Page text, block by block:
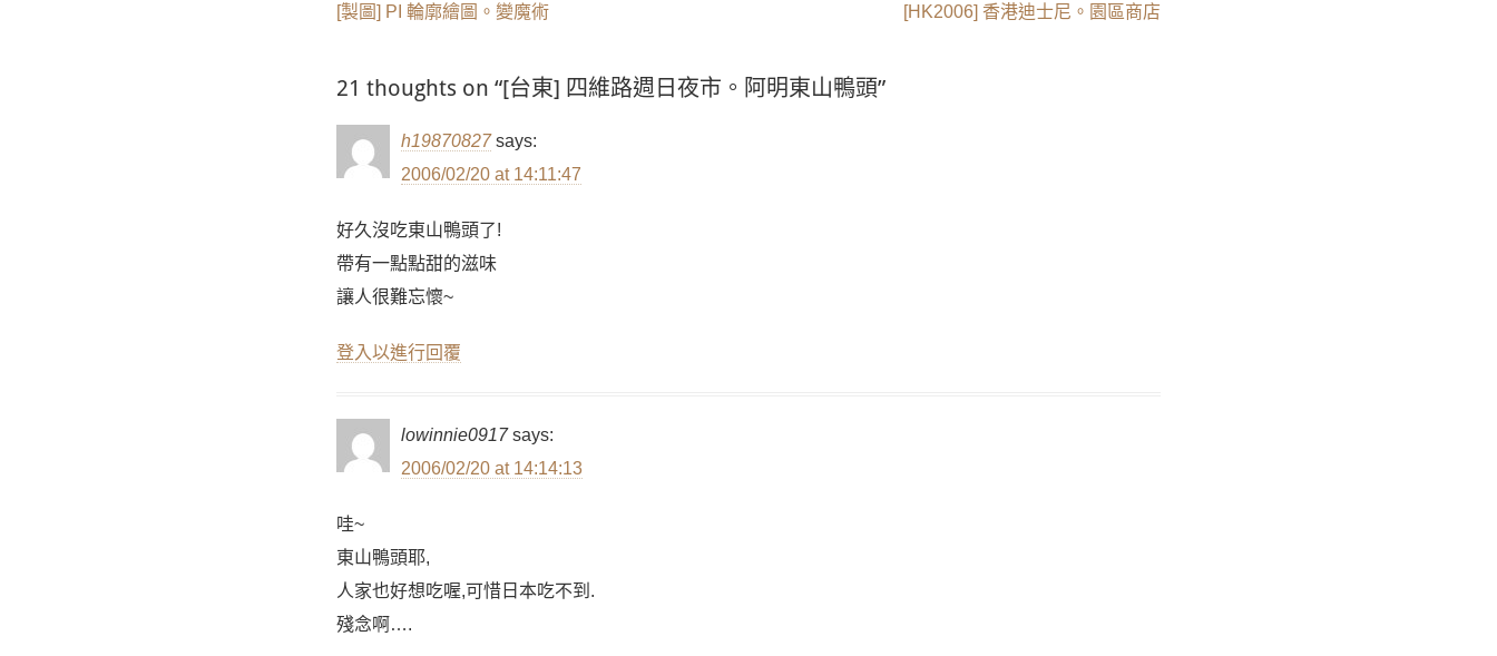
章
覽
Previous
[製圖] PI 輪廓繪圖。變魔術 [HK2006] 香港迪士尼。園區商店
21 thoughts on “[台東] 四維路週日夜市。阿明東山鴨頭”
h19870827 says:
2006/02/20 at 14:11:47
好久沒吃東山鴨頭了!
帶有一點點甜的滋味
讓人很難忘懷~
登入以進行回覆
lowinnie0917 says:
2006/02/20 at 14:14:13
哇~
東山鴨頭耶,
人家也好想吃喔,可惜日本吃不到.
殘念啊….